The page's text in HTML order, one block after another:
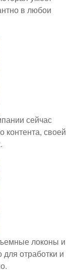
в любои
сейчас
контента, своей
локоны и
отработки и